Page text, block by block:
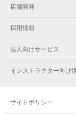
メガロス市ヶ尾
メガロス鷺沼
メガロスルフレ鷺沼
メガロス相模大野
店舗開発
採用情報
法人向けサービス
インストラクター向け
サイトポリシー